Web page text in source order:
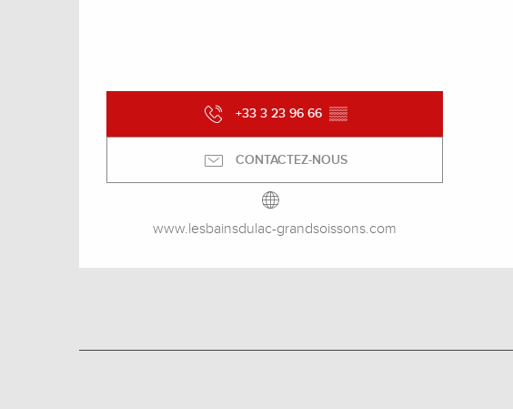
+33 3 23 96 66 ▒▒
CONTACTEZ-NOUS
www.lesbainsdulac-grandsoissons.com